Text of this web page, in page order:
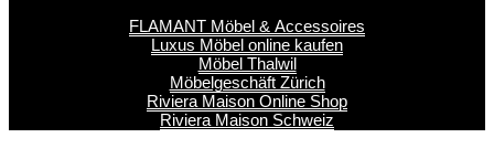
FLAMANT Möbel & Accessoires
Luxus Möbel online kaufen
Möbel Thalwil
Möbelgeschäft Zürich
Riviera Maison Online Shop
Riviera Maison Schweiz